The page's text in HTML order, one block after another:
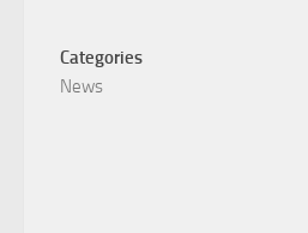
Categories
News